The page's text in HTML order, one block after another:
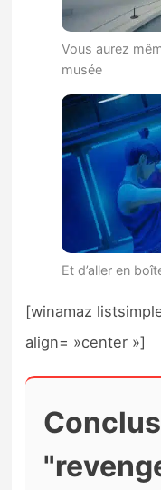
Vous aurez
musée
Et d’aller en
[winamaz
align= »center »]